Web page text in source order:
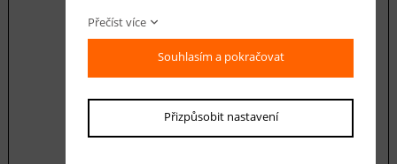
Přečíst více
Souhlasím a pokračovat
Přizpůsobit nastavení